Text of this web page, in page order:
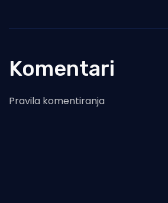
Komentari
Pravila komentiranja